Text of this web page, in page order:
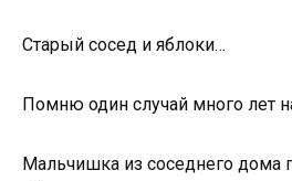
Старый сосед и яблоки…
Помню один случай много лет
Мальчишка из соседнего дома